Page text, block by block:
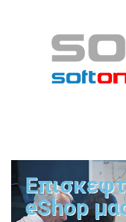
eShop